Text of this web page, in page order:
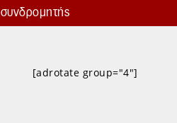
συνδρομητής
[adrotate group="4"]